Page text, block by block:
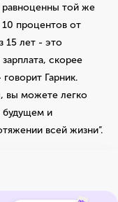
той же
процентов от
15 лет - это
скорее
Гарник.
вы можете легко
будущем и
всей жизни”.